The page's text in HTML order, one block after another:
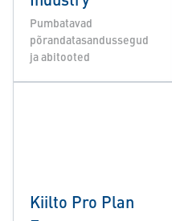
Pumbatavad
põrandatasandussegud
ja abitooted
Kiilto Pro Plan